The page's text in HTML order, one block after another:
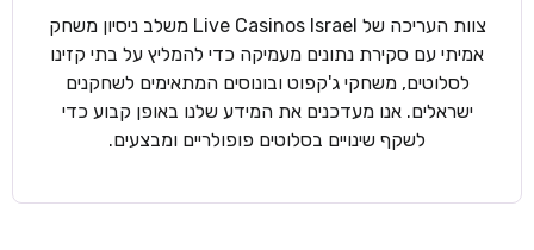
צוות העריכה של Live Casinos Israel משלב ניסיון משחק
אמיתי עם סקירת נתונים מעמיקה כדי להמליץ על בתי קזינו
לסלוטים, משחקי ג'קפוט ובונוסים המתאימים לשחקנים
ישראלים. אנו מעדכנים את המידע שלנו באופן קבוע כדי
לשקף שינויים בסלוטים פופולריים ומבצעים.